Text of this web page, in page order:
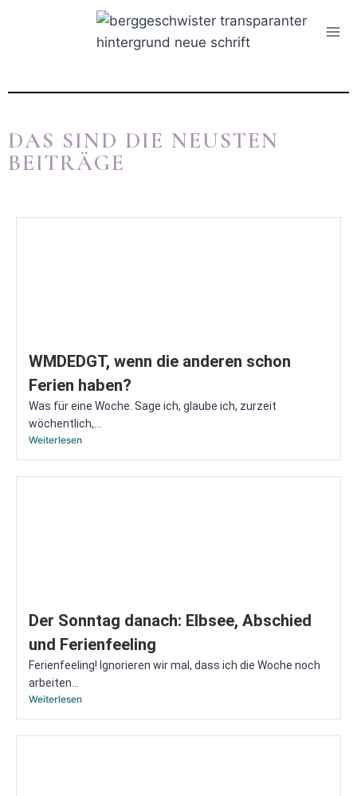
DAS SIND DIE NEUSTEN
BEITRÄGE
WMDEDGT, wenn die anderen schon
Ferien haben?
Was für eine Woche. Sage ich, glaube ich, zurzeit
wöchentlich,...
Weiterlesen
Der Sonntag danach: Elbsee, Abschied
und Ferienfeeling
Ferienfeeling! Ignorieren wir mal, dass ich die Woche noch
arbeiten...
Weiterlesen